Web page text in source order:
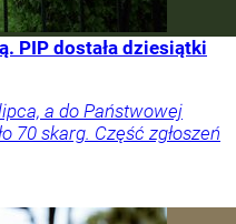
PIP dostała dziesiątki
a do Państwowej
70 skarg. Część zgłoszeń